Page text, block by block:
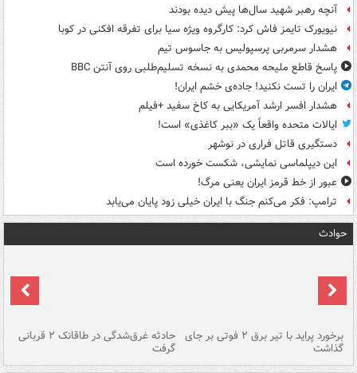
آنچه رهبر شهید سال‌ها پیش دیده بودند
نیویورک تایمز فاش کرد: کارگروه ویژه سیا برای تفرقه افکنی در کوبا
هشدار سرمربی پرسپولیس به جاسوس تیم
پاسخ قاطع ملیحه محمدی به نسخه تسلیم‌طلبی روی آنتن BBC
ایران را تست نکنید! جاده‌ی خشم ایران!
هشدار افسر ارشد آمریکایی به کاخ سفید +فیلم
ایالات متحده واقعاً یک «ببر کاغذی» است!
دستگیری قاتل فراری در نوشهر
این دیپلماسی نمایشی، شکست خورده است
عبور از خط قرمز ایران یعنی مرگ!
ترامپ: فکر می‌کنم جنگ با ایران خیلی زود پایان می‌یابد
حوادث
برخورد پراید با تیر برق ۲ فوتی بر جای
گذاشت
حادثه غرق‌شدگی در طاقانک ۲ قربانی
گرفت